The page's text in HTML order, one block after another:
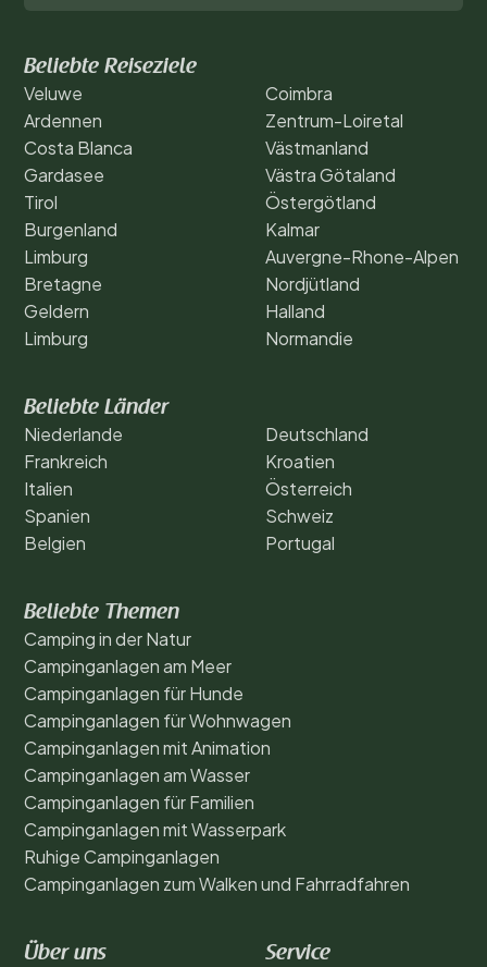
Beliebte Reiseziele
Veluwe
Ardennen
Costa Blanca
Gardasee
Tirol
Burgenland
Limburg
Bretagne
Geldern
Limburg
Coimbra
Zentrum-Loiretal
Västmanland
Västra Götaland
Östergötland
Kalmar
Auvergne-Rhone-Alpen
Nordjütland
Halland
Normandie
Beliebte Länder
Niederlande
Frankreich
Italien
Spanien
Belgien
Deutschland
Kroatien
Österreich
Schweiz
Portugal
Beliebte Themen
Camping in der Natur
Campinganlagen am Meer
Campinganlagen für Hunde
Campinganlagen für Wohnwagen
Campinganlagen mit Animation
Campinganlagen am Wasser
Campinganlagen für Familien
Campinganlagen mit Wasserpark
Ruhige Campinganlagen
Campinganlagen zum Walken und Fahrradfahren
Über uns Service